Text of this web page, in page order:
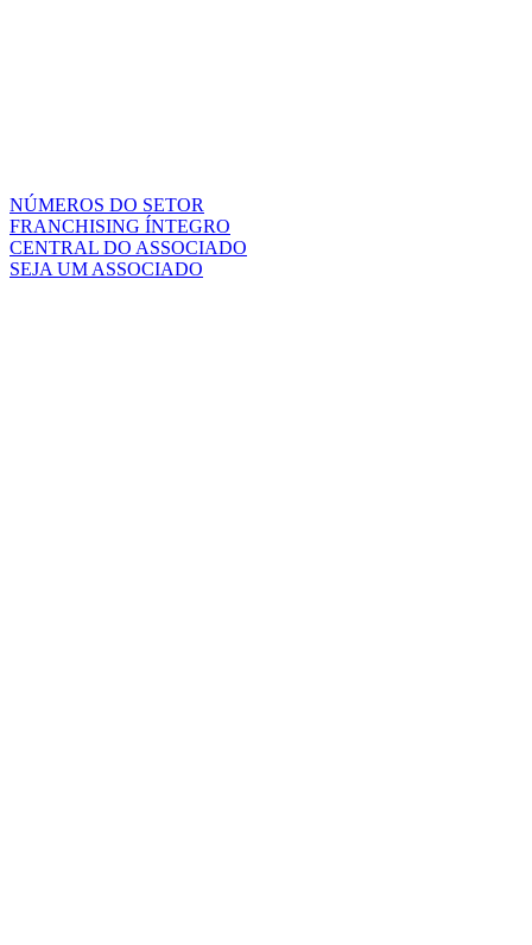
NÚMEROS DO SETOR
FRANCHISING ÍNTEGRO
CENTRAL DO ASSOCIADO
SEJA UM ASSOCIADO